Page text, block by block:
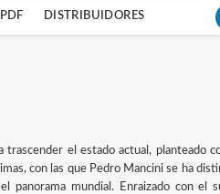
DISTRIBUIDORES
el estado actual, planteado
con las que Pedro Mancini se ha
mundial. Enraizado con el